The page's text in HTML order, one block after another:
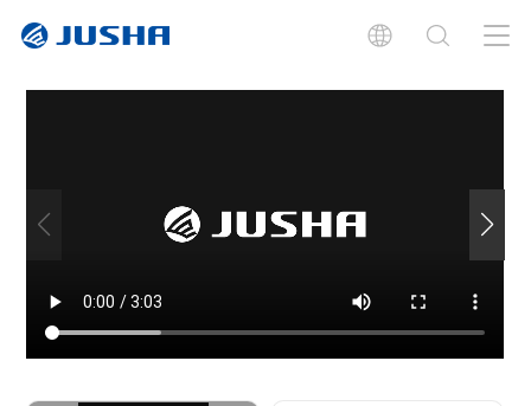
Vorstellung. Normen.
Die grafik.
Software. Verwandte produkte